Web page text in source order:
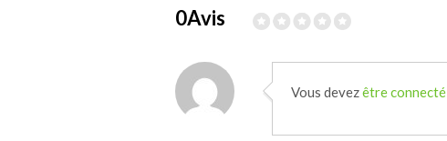
0Avis
Vous devezêtre connecté